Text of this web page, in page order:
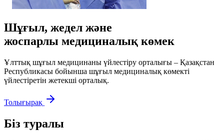
Шұғыл, жедел және
жоспарлы медициналық көмек
Ұлттық шұғыл медицинаны үйлестіру орталығы – Қазақстан
Республикасы бойынша шұғыл медициналық көмекті
үйлестіретін жетекші орталық.
Толығырақ
Біз туралы